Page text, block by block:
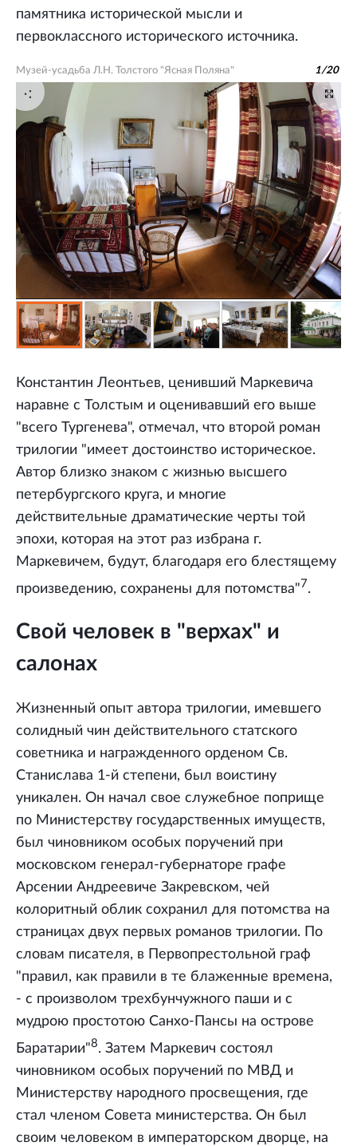
памятника исторической мысли и
первоклассного исторического источника.
Музей-усадьба Л.Н. Толстого "Ясная Поляна" 1/20
Константин Леонтьев, ценивший Маркевича
наравне с Толстым и оценивавший его выше
"всего Тургенева", отмечал, что второй роман
трилогии "имеет достоинство историческое.
Автор близко знаком с жизнью высшего
петербургского круга, и многие
действительные драматические черты той
эпохи, которая на этот раз избрана г.
Маркевичем, будут, благодаря его блестящему
произведению, сохранены для потомства"7.
Свой человек в "верхах" и
салонах
Жизненный опыт автора трилогии, имевшего
солидный чин действительного статского
советника и награжденного орденом Св.
Станислава 1-й степени, был воистину
уникален. Он начал свое служебное поприще
по Министерству государственных имуществ,
был чиновником особых поручений при
московском генерал-губернаторе графе
Арсении Андреевиче Закревском, чей
колоритный облик сохранил для потомства на
страницах двух первых романов трилогии. По
словам писателя, в Первопрестольной граф
"правил, как правили в те блаженные времена,
- с произволом трехбунчужного паши и с
мудрою простотою Санхо-Пансы на острове
Баратарии"8. Затем Маркевич состоял
чиновником особых поручений по МВД и
Министерству народного просвещения, где
стал членом Совета министерства. Он был
своим человеком в императорском дворце, на